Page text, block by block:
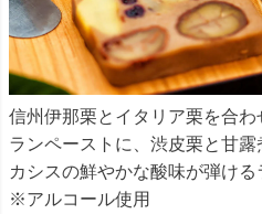
信州伊那栗とイタリア栗を合
ランペーストに、渋皮栗と甘露
カシスの鮮やかな酸味が弾ける
※アルコール使用